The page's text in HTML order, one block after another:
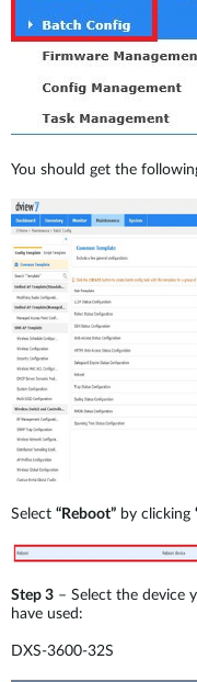
You should get the
Select “Reboot” by clicking
Step 3 – Select the device
have used:
DXS-3600-32S